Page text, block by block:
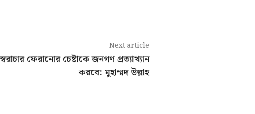
Next article
ফেরানোর চেষ্টাকে জনগণ প্রত্যাখ্যান
করবে: মুহাম্মদ উল্লাহ